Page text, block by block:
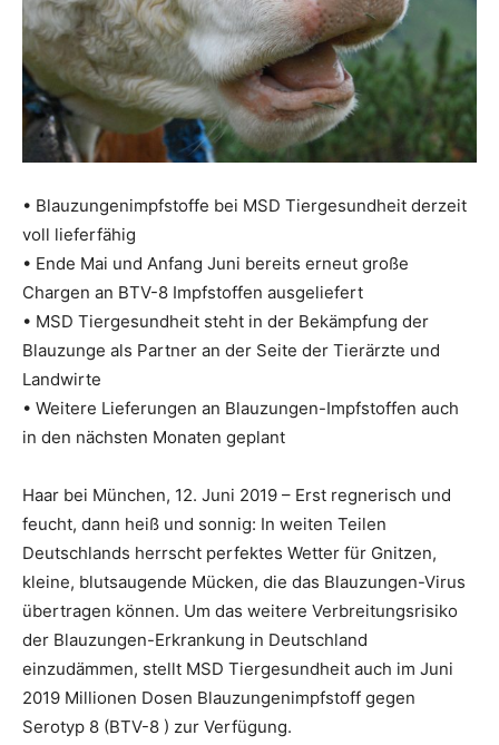
• Blauzungenimpfstoffe bei MSD Tiergesundheit derzeit
voll lieferfähig
• Ende Mai und Anfang Juni bereits erneut große
Chargen an BTV-8 Impfstoffen ausgeliefert
• MSD Tiergesundheit steht in der Bekämpfung der
Blauzunge als Partner an der Seite der Tierärzte und
Landwirte
• Weitere Lieferungen an Blauzungen-Impfstoffen auch
in den nächsten Monaten geplant
Haar bei München, 12. Juni 2019 – Erst regnerisch und
feucht, dann heiß und sonnig: In weiten Teilen
Deutschlands herrscht perfektes Wetter für Gnitzen,
kleine, blutsaugende Mücken, die das Blauzungen-Virus
übertragen können. Um das weitere Verbreitungsrisiko
der Blauzungen-Erkrankung in Deutschland
einzudämmen, stellt MSD Tiergesundheit auch im Juni
2019 Millionen Dosen Blauzungenimpfstoff gegen
Serotyp 8 (BTV-8 ) zur Verfügung.